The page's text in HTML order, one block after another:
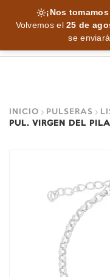
¡Nos
Volvemos el25 de
se
INICIO PULSERAS
PUL. VIRGEN DEL